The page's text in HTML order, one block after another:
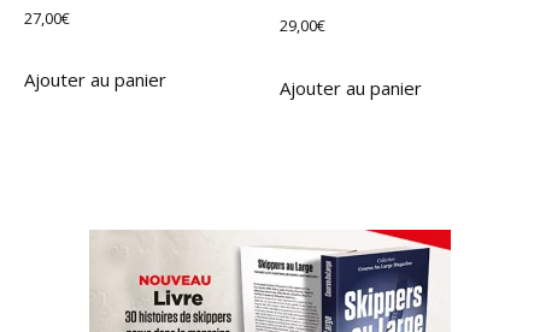
27,00€
Ajouter au panier
29,00€
Ajouter au panier